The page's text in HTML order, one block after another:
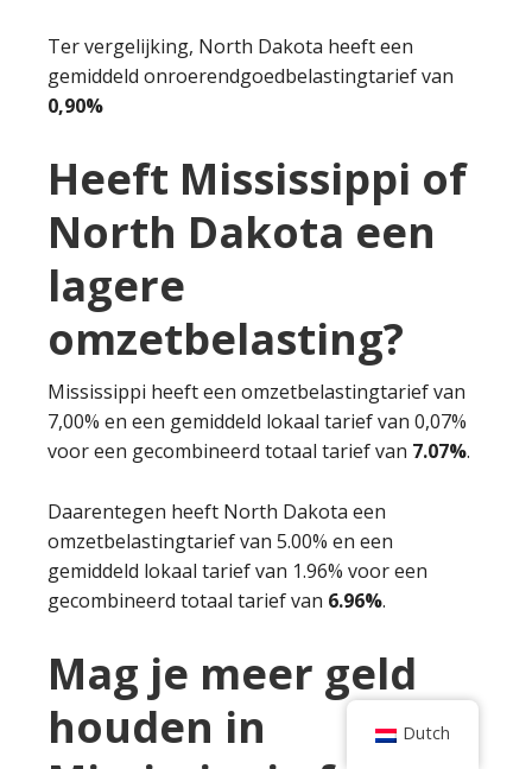
Ter vergelijking, North Dakota heeft een
gemiddeld onroerendgoedbelastingtarief van
0,90%
Heeft Mississippi of
North Dakota een
lagere
omzetbelasting?
Mississippi heeft een omzetbelastingtarief van
7,00% en een gemiddeld lokaal tarief van 0,07%
voor een gecombineerd totaal tarief van 7.07%.
Daarentegen heeft North Dakota een
omzetbelastingtarief van 5.00% en een
gemiddeld lokaal tarief van 1.96% voor een
gecombineerd totaal tarief van 6.96%.
Mag je meer geld
houden in
Dutch